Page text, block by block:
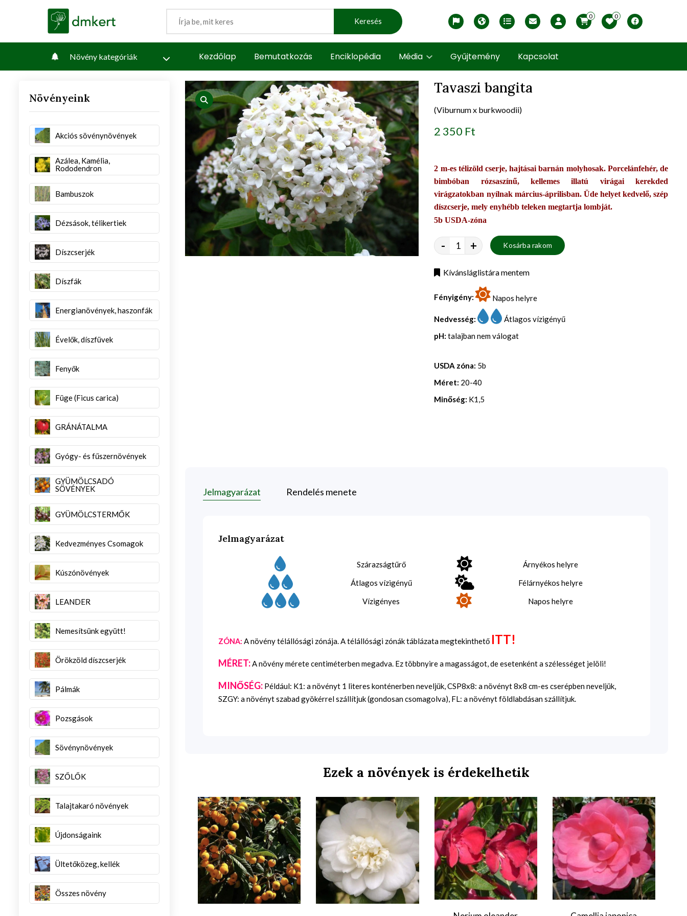
Keresés
English versionTélállósági zónák
Nyomtatható ABC árjegyzék
Profilom
0 0
Facebook
Növény kategóriák Kezdőlap Bemutatkozás Enciklopédia Média Gyűjtemény Kapcsolat
Növényeink
Akciós sövénynövények
Azálea, Kamélia,
Rododendron
Bambuszok
Dézsások, télikertiek
Díszcserjék
Díszfák
Energianövények, haszonfák
Évelők, díszfüvek
Fenyők
Füge (Ficus carica)
GRÁNÁTALMA
Gyógy- és fűszernövények
GYÜMÖLCSADÓ
SÖVÉNYEK
GYÜMÖLCSTERMŐK
Kedvezményes Csomagok
Kúszónövények
LEANDER
Nemesítsünk együtt!
Örökzöld díszcserjék
Pálmák
Pozsgások
Sövénynövények
SZŐLŐK
Talajtakaró növények
Újdonságaink
Ültetőközeg, kellék
Összes növény
product view product view
Tavaszi bangita
(Viburnum x burkwoodii)
2 350 Ft
2 m-es télizöld cserje, hajtásai barnán molyhosak. Porcelánfehér, de
bimbóban rózsaszínű, kellemes illatú virágai kerekded
virágzatokban nyílnak március-áprilisban. Üde helyet kedvelő, szép
díszcserje, mely enyhébb teleken megtartja lombját.
5b USDA-zóna
- + Kosárba rakom
Kívánsláglistára mentem
Fényigény: Napos helyre
Nedvesség:
Átlagos vízigényű
pH: talajban nem válogat
USDA zóna: 5b
Méret: 20-40
Minőség: K1,5
Jelmagyarázat Rendelés menete
Jelmagyarázat
Szárazságtűrő
Árnyékos helyre
Átlagos vízigényű
Félárnyékos helyre
Vízigényes
Napos helyre
ZÓNA:A növény télállósági zónája. A télállósági zónák táblázata megtekinthető ITT!
MÉRET:A növény mérete centiméterben megadva. Ez többnyire a magasságot, de esetenként a szélességet jelöli!
MINŐSÉG: Például: K1: a növényt 1 literes konténerben neveljük, CSP8x8: a növényt 8x8 cm-es cserépben neveljük,
SZGY: a növényt szabad gyökérrel szállítjuk (gondosan csomagolva), FL: a növényt földlabdásan szállítjuk.
Ezek a növények is érdekelhetik